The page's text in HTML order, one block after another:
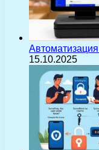
15.10.2025